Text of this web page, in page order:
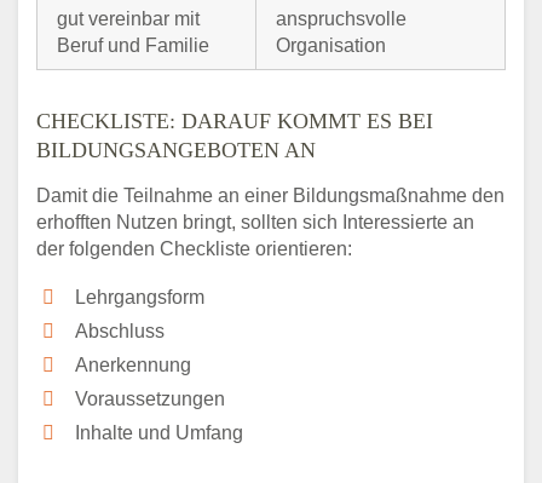
gut vereinbar mit
Beruf und Familie
anspruchsvolle
Organisation
CHECKLISTE: DARAUF KOMMT ES BEI
BILDUNGSANGEBOTEN AN
Damit die Teilnahme an einer Bildungsmaßnahme den
erhofften Nutzen bringt, sollten sich Interessierte an
der folgenden Checkliste orientieren:
Lehrgangsform
Abschluss
Anerkennung
Voraussetzungen
Inhalte und Umfang